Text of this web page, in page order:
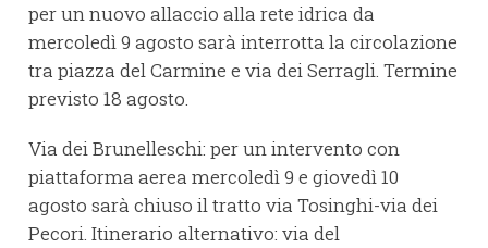
per un nuovo allaccio alla rete idrica da
mercoledì 9 agosto sarà interrotta la circolazione
tra piazza del Carmine e via dei Serragli. Termine
previsto 18 agosto.
Via dei Brunelleschi: per un intervento con
piattaforma aerea mercoledì 9 e giovedì 10
agosto sarà chiuso il tratto via Tosinghi-via dei
Pecori. Itinerario alternativo: via del